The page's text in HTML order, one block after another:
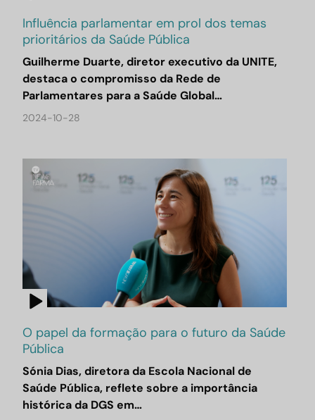
Influência parlamentar em prol dos temas
prioritários da Saúde Pública
Guilherme Duarte, diretor executivo da UNITE,
destaca o compromisso da Rede de
Parlamentares para a Saúde Global…
2024-10-28
O papel da formação para o futuro da Saúde
Pública
Sónia Dias, diretora da Escola Nacional de
Saúde Pública, reflete sobre a importância
histórica da DGS em…